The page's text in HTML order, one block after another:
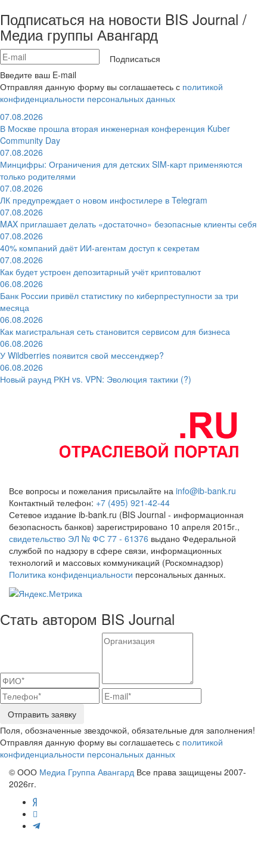
Подписаться на новости BIS Journal /
Медиа группы Авангард
Подписаться
Введите ваш E-mail
Отправляя данную форму вы соглашаетесь с политикой
конфиденциальности персональных данных
07.08.2026
В Москве прошла вторая инженерная конференция Kuber
Community Day
07.08.2026
Минцифры: Ограничения для детских SIM-карт применяются
только родителями
07.08.2026
ЛК предупреждает о новом инфостилере в Telegram
07.08.2026
MAX приглашает делать «достаточно» безопасные клиенты себя
07.08.2026
40% компаний даёт ИИ‑агентам доступ к секретам
07.08.2026
Как будет устроен депозитарный учёт криптовалют
06.08.2026
Банк России привёл статистику по киберпреступности за три
месяца
06.08.2026
Как магистральная сеть становится сервисом для бизнеса
06.08.2026
У Wildberries появится свой мессенджер?
06.08.2026
Новый раунд РКН vs. VPN: Эволюция тактики (?)
Все вопросы и пожелания присылайте на info@ib-bank.ru
Контактный телефон: +7 (495) 921-42-44
Сетевое издание ib-bank.ru (BIS Journal - информационная
безопасность банков) зарегистрировано 10 апреля 2015г.,
свидетельство ЭЛ № ФС 77 - 61376 выдано Федеральной
службой по надзору в сфере связи, информационных
технологий и массовых коммуникаций (Роскомнадзор)
Политика конфиденциальности персональных данных.
Стать автором BIS Journal
Отправить заявку
Поля, обозначенные звездочкой, обязательные для заполнения!
Отправляя данную форму вы соглашаетесь с политикой
конфиденциальности персональных данных
© ООО Медиа Группа Авангард Все права защищены 2007-
2026гг.